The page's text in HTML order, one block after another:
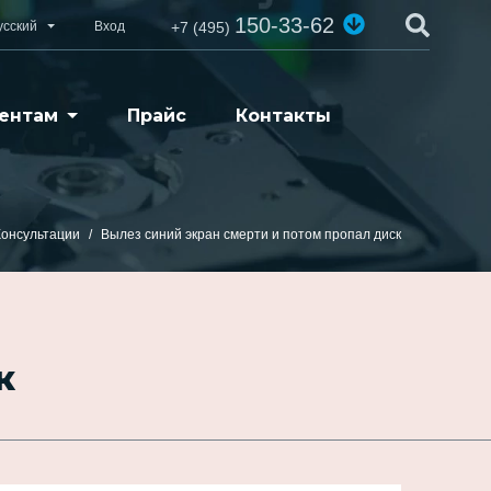
Прайс Контакты
Вход +7 (495)150-33-62
Вылез синий экран смерти и потом пропал диск